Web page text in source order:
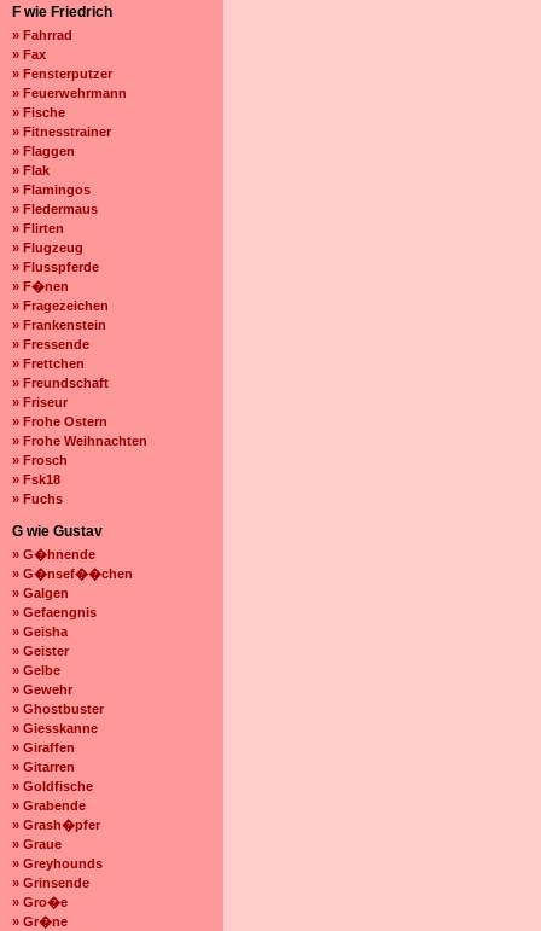
F wie Friedrich
» Fahrrad
» Fax
» Fensterputzer
» Feuerwehrmann
» Fische
» Fitnesstrainer
» Flaggen
» Flak
» Flamingos
» Fledermaus
» Flirten
» Flugzeug
» Flusspferde
» F�nen
» Fragezeichen
» Frankenstein
» Fressende
» Frettchen
» Freundschaft
» Friseur
» Frohe Ostern
» Frohe Weihnachten
» Frosch
» Fsk18
» Fuchs
G wie Gustav
» G�hnende
» G�nsef��chen
» Galgen
» Gefaengnis
» Geisha
» Geister
» Gelbe
» Gewehr
» Ghostbuster
» Giesskanne
» Giraffen
» Gitarren
» Goldfische
» Grabende
» Grash�pfer
» Graue
» Greyhounds
» Grinsende
» Gro�e
» Gr�ne